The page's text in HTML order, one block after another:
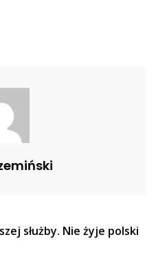
służby. Nie żyje polski